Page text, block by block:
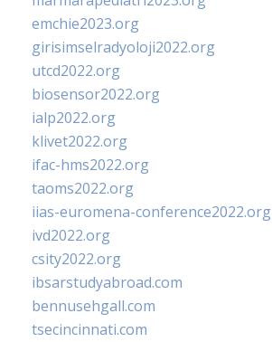
emchie2023.org
girisimselradyoloji2022.org
utcd2022.org
biosensor2022.org
ialp2022.org
klivet2022.org
ifac-hms2022.org
taoms2022.org
iias-euromena-conference2022.org
ivd2022.org
csity2022.org
ibsarstudyabroad.com
bennusehgall.com
tsecincinnati.com